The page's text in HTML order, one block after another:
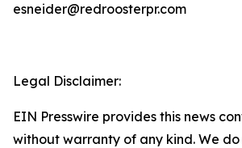
esneider@redroosterpr.com
Legal Disclaimer:
EIN Presswire provides this news
without warranty of any kind. We